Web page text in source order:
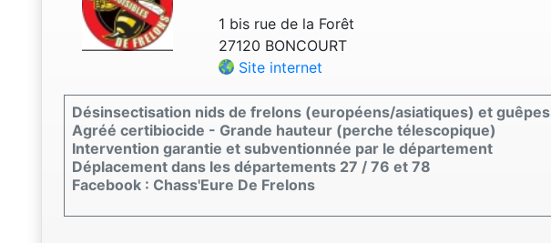
1 bis rue de la Forêt
27120 BONCOURT
Site internet
Désinsectisation nids de frelons (européens/asiatiques) et guêpes
Agréé certibiocide - Grande hauteur (perche télescopique)
Intervention garantie et subventionnée par le département
Déplacement dans les départements 27 / 76 et 78
Facebook : Chass'Eure De Frelons